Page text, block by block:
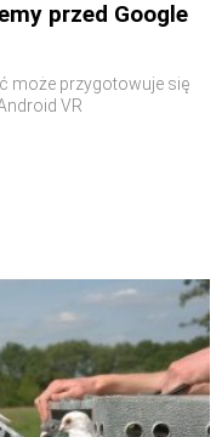
przed Google
może przygotowuje się
VR